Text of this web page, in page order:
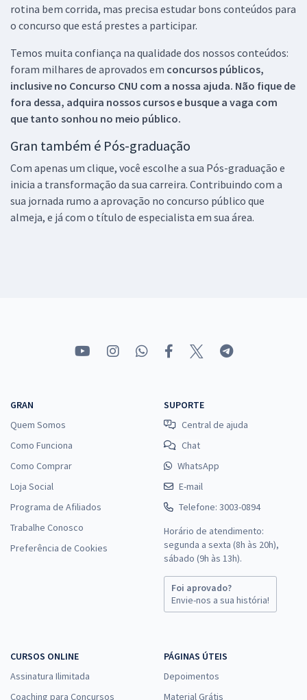
rotina bem corrida, mas precisa estudar bons conteúdos para
o concurso que está prestes a participar.
Temos muita confiança na qualidade dos nossos conteúdos:
foram milhares de aprovados em concursos públicos,
inclusive no Concurso CNU com a nossa ajuda. Não fique de
fora dessa, adquira nossos cursos e busque a vaga com
que tanto sonhou no meio público.
Gran também é Pós-graduação
Com apenas um clique, você escolhe a sua Pós-graduação e
inicia a transformação da sua carreira. Contribuindo com a
sua jornada rumo a aprovação no concurso público que
almeja, e já com o título de especialista em sua área.
GRAN
Quem Somos
Como Funciona
Como Comprar
Loja Social
Programa de Afiliados
Trabalhe Conosco
Preferência de Cookies
SUPORTE
Central de ajuda
Chat
WhatsApp
E-mail
Telefone: 3003-0894
Horário de atendimento:
segunda a sexta (8h às 20h),
sábado (9h às 13h).
Foi aprovado?
Envie-nos a sua história!
CURSOS ONLINE
Assinatura Ilimitada
Coaching para Concursos
PÁGINAS ÚTEIS
Depoimentos
Material Grátis